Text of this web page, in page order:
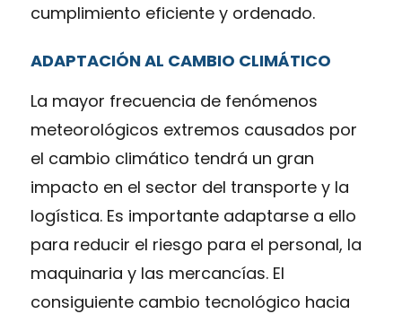
cumplimiento eficiente y ordenado.
ADAPTACIÓN AL CAMBIO CLIMÁTICO
La mayor frecuencia de fenómenos
meteorológicos extremos causados por
el cambio climático tendrá un gran
impacto en el sector del transporte y la
logística. Es importante adaptarse a ello
para reducir el riesgo para el personal, la
maquinaria y las mercancías. El
consiguiente cambio tecnológico hacia